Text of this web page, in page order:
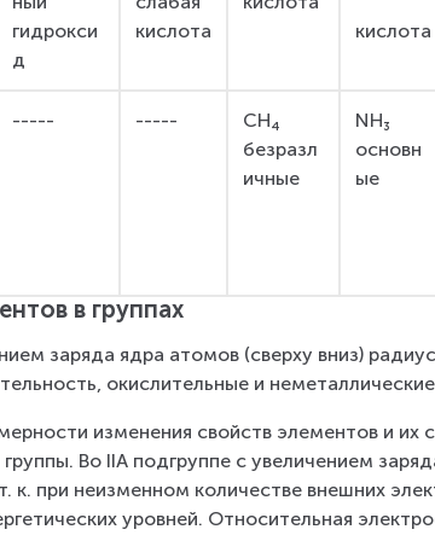
гидрокси
д
кислота
кислота
----- -----
СН₄
безразл
ичные
NH₃
основн
ые
в группах
заряда ядра атомов (сверху вниз)
окислительные и
изменения свойств элементов и их
Во IIА подгруппе с увеличением
к. при неизменном количестве внешних
уровней. Относительная